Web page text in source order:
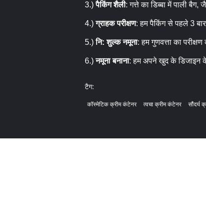
3.)पैकिंग शैली: गत्ते का डिब्बा में पाली बैग,
4.)ग्राहक परीक्षण: हम पैकिंग से पहले 3
5.)नि: शुल्क नमूना: हम गुणवत्ता का
6.)नमूना बनाना: हम अपने खुद के डिजाइन
टैग:
कॉस्मेटिक क्रीम कंटेनर त्वचा क्रीम कंटेनर सौंदर्य